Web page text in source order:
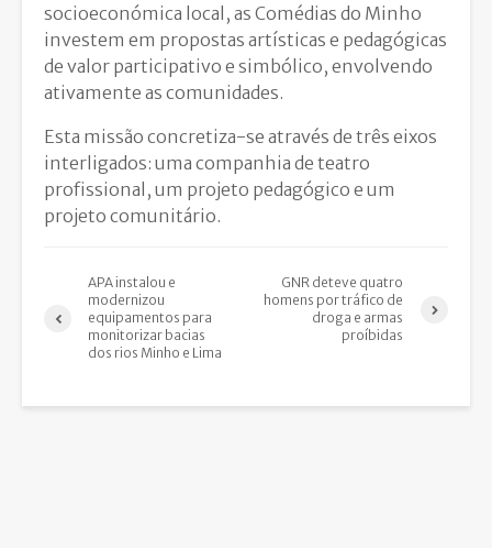
socioeconómica local, as Comédias do Minho
investem em propostas artísticas e pedagógicas
de valor participativo e simbólico, envolvendo
ativamente as comunidades.
Esta missão concretiza-se através de três eixos
interligados: uma companhia de teatro
profissional, um projeto pedagógico e um
projeto comunitário.
APA instalou e
modernizou
equipamentos para
monitorizar bacias
dos rios Minho e Lima
GNR deteve quatro
homens por tráfico de
droga e armas
proíbidas